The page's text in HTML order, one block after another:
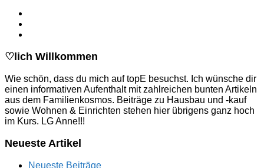
♡lich Willkommen
Wie schön, dass du mich auf topE besuchst. Ich wünsche dir
einen informativen Aufenthalt mit zahlreichen bunten Artikeln
aus dem Familienkosmos. Beiträge zu Hausbau und -kauf
sowie Wohnen & Einrichten stehen hier übrigens ganz hoch
im Kurs. LG Anne!!!
Neueste Artikel
Neueste Beiträge